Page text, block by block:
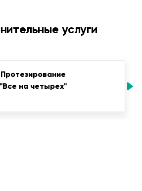
услуги
Протезирование
"Все на четырех"